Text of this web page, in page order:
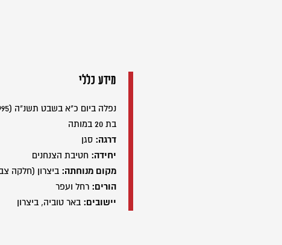
מידע כללי
נפלה ביום כ"א בשבט תשנ"ה (22/01/1995)
בת 20 במותה
דרגה: סגן
יחידה: חטיבת הצנחנים
מקום מנוחתה: ביצרון (חלקה
הורים: רחל ועפר
יישובים: באר טוביה, ביצרון